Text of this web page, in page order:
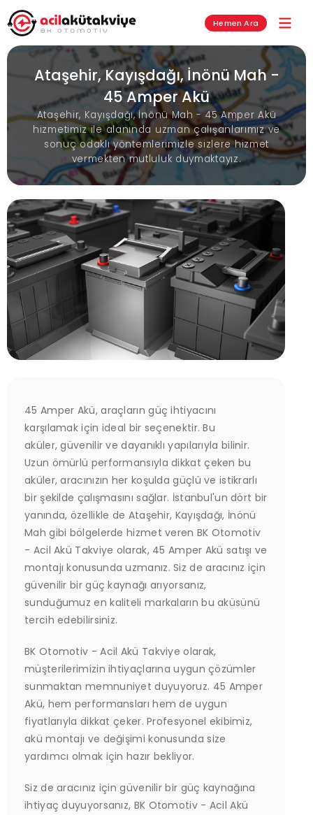
Hemen Ara
Ataşehir, Kayışdağı, İnönü Mah -
45 Amper Akü
Ataşehir, Kayışdağı, İnönü Mah - 45 Amper Akü
hizmetimiz ile alanında uzman çalışanlarımız ve
sonuç odaklı yöntemlerimizle sizlere hizmet
vermekten mutluluk duymaktayız.
45 Amper Akü, araçların güç ihtiyacını
karşılamak için ideal bir seçenektir. Bu
aküler, güvenilir ve dayanıklı yapılarıyla bilinir.
Uzun ömürlü performansıyla dikkat çeken bu
aküler, aracınızın her koşulda güçlü ve istikrarlı
bir şekilde çalışmasını sağlar. İstanbul'un dört bir
yanında, özellikle de Ataşehir, Kayışdağı, İnönü
Mah gibi bölgelerde hizmet veren BK Otomotiv
- Acil Akü Takviye olarak, 45 Amper Akü satışı ve
montajı konusunda uzmanız. Siz de aracınız için
güvenilir bir güç kaynağı arıyorsanız,
sunduğumuz en kaliteli markaların bu aküsünü
tercih edebilirsiniz.
BK Otomotiv - Acil Akü Takviye olarak,
müşterilerimizin ihtiyaçlarına uygun çözümler
sunmaktan memnuniyet duyuyoruz. 45 Amper
Akü, hem performansları hem de uygun
fiyatlarıyla dikkat çeker. Profesyonel ekibimiz,
akü montajı ve değişimi konusunda size
yardımcı olmak için hazır bekliyor.
Siz de aracınız için güvenilir bir güç kaynağına
ihtiyaç duyuyorsanız, BK Otomotiv - Acil Akü